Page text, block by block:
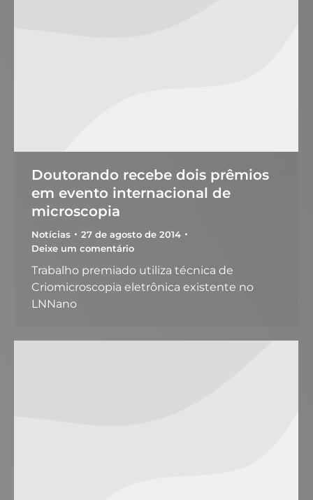
Doutorando recebe dois prêmios
em evento internacional de
microscopia
Notícias
27 de agosto de 2014
Deixe um comentário
Trabalho premiado utiliza técnica de
Criomicroscopia eletrônica existente no
LNNano